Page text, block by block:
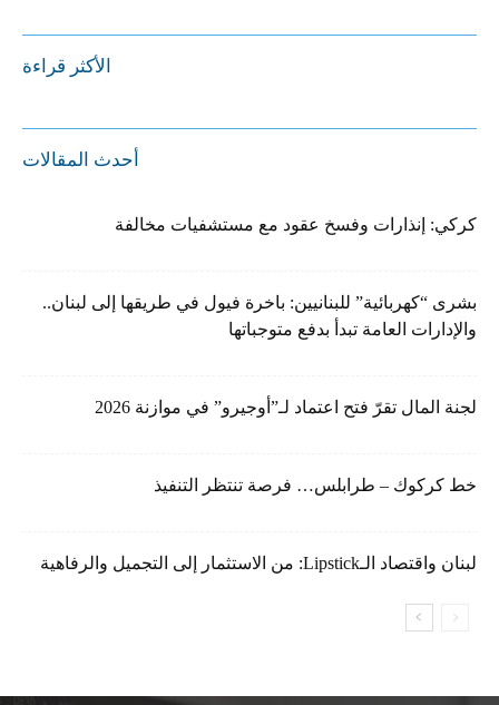
الأكثر قراءة
أحدث المقالات
كركي: إنذارات وفسخ عقود مع مستشفيات مخالفة
بشرى “كهربائية” للبنانيين: باخرة فيول في طريقها إلى لبنان..
والإدارات العامة تبدأ بدفع متوجباتها
لجنة المال تقرّ فتح اعتماد لـ”أوجيرو” في موازنة 2026
خط كركوك – طرابلس… فرصة تنتظر التنفيذ
لبنان واقتصاد الـLipstick: من الاستثمار إلى التجميل والرفاهية